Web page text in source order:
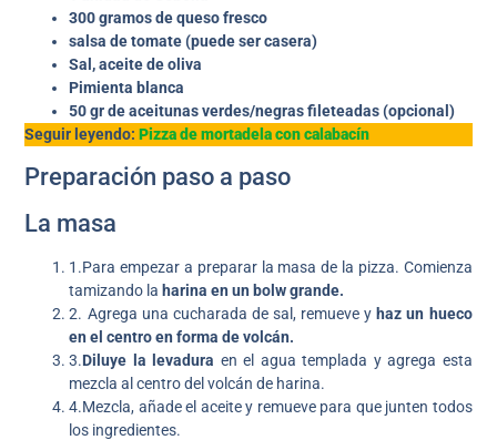
300 gramos de queso fresco
salsa de tomate (puede ser casera)
Sal, aceite de oliva
Pimienta blanca
50 gr de aceitunas verdes/negras fileteadas (opcional)
Seguir leyendo:Pizza de mortadela con calabacín
Preparación paso a paso
La masa
1.Para empezar a preparar la masa de la pizza. Comienza
tamizando la harina en un bolw grande.
2. Agrega una cucharada de sal, remueve y haz un hueco
en el centro en forma de volcán.
3.Diluye la levadura en el agua templada y agrega esta
mezcla al centro del volcán de harina.
4.Mezcla, añade el aceite y remueve para que junten todos
los ingredientes.